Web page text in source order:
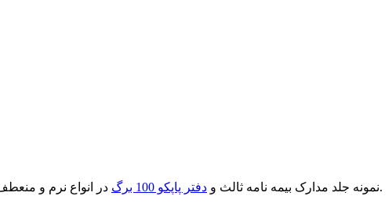
نمونه جلد مدارک بیمه نامه ثالث و دفتر پاپکو 100 برگ در انواع نرم و منعطف مانند چرم کویری و هم در انواع محکم با توجه به نیاز و سفارش مشتری و با قیمت مناسب در کرمان بصورت عمده عرضه میشود.